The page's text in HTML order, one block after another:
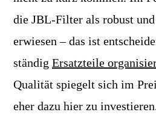
die JBL-Filter als robust
erwiesen – das ist
ständig Ersatzteile
Qualität spiegelt sich im
eher dazu hier zu